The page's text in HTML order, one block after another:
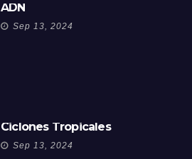
ADN
Sep 13, 2024
Ciclones Tropicales
Sep 13, 2024